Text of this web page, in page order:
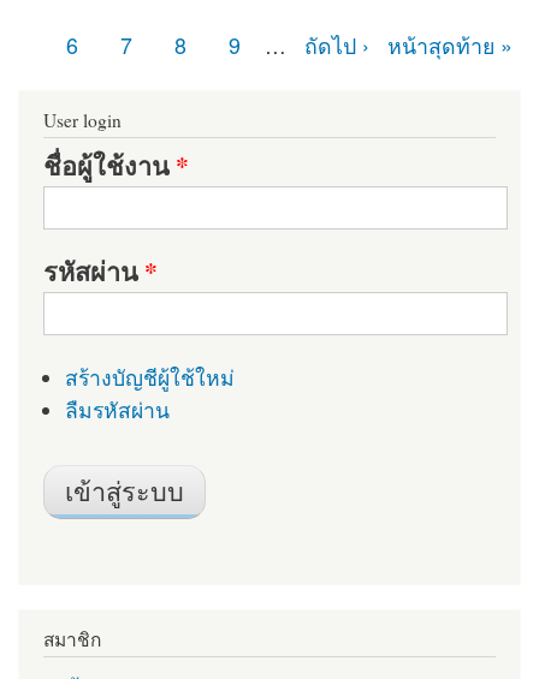
6
7 8 9 … ถัดไป › หน้าสุดท้าย »
User login
ชื่อผู้ใช้งาน*
รหัสผ่าน*
สร้างบัญชีผู้ใช้ใหม่
ลืมรหัสผ่าน
สมาชิก